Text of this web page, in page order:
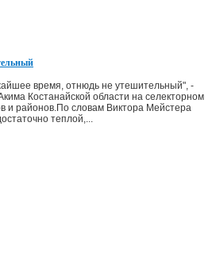
время, отнюдь не утешительный", -
Костанайской области на селекторном
и районов.По словам Виктора Мейстера
теплой,...